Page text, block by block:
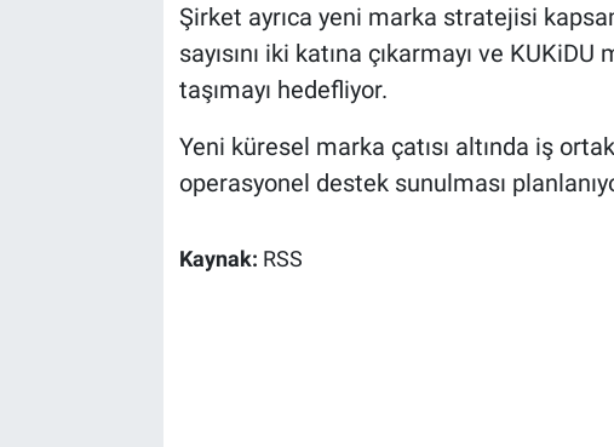
Şirket ayrıca yeni marka stratejisi
sayısını iki katına çıkarmayı ve
taşımayı hedefliyor.
Yeni küresel marka çatısı altında iş
operasyonel destek sunulması
Kaynak: RSS